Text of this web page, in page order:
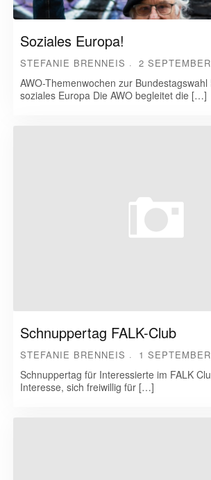
Soziales Europa!
STEFANIE BRENNEIS 2
AWO-Themenwochen zur
soziales Europa Die AWO begleitet die […]
Schnuppertag FALK-Club
STEFANIE BRENNEIS 1
Schnuppertag für Interessierte im FALK
Interesse, sich freiwillig für […]